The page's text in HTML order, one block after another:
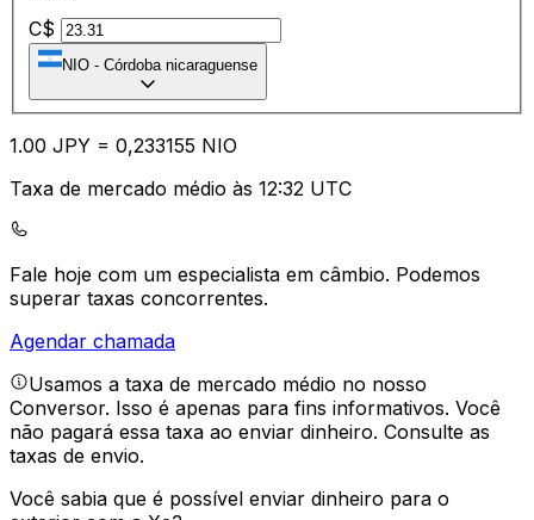
C$
NIO - Córdoba nicaraguense
1.00 JPY = 0,233155 NIO
Taxa de mercado médio às 12:32 UTC
Fale hoje com um especialista em câmbio. Podemos
superar taxas concorrentes.
Agendar chamada
Usamos a taxa de mercado médio no nosso
Conversor. Isso é apenas para fins informativos. Você
não pagará essa taxa ao enviar dinheiro. Consulte as
taxas de envio.
Você sabia que é possível enviar dinheiro para o